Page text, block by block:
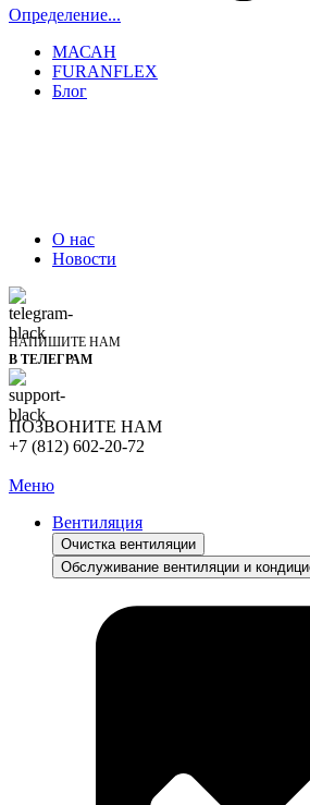
Определение...
МАСАН
FURANFLEX
Блог
О нас
Новости
НАПИШИТЕ НАМ
В ТЕЛЕГРАМ
ПОЗВОНИТЕ НАМ
+7 (812) 602-20-72
Меню
Вентиляция
Очистка вентиляции
Обслуживание вентиляции и